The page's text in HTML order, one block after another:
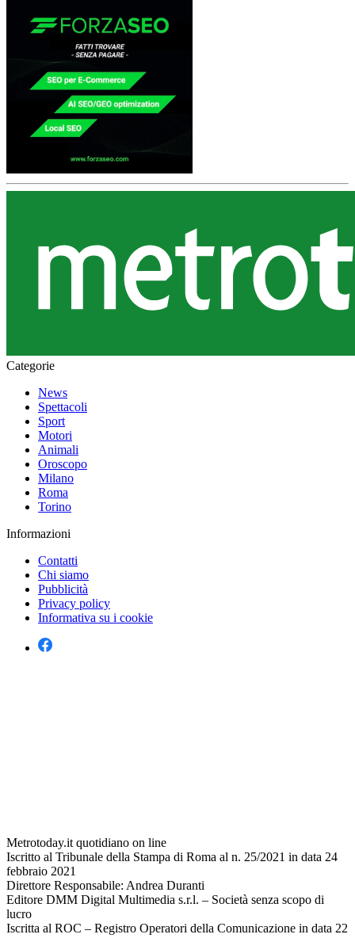
Categorie
News
Spettacoli
Sport
Motori
Animali
Oroscopo
Milano
Roma
Torino
Informazioni
Contatti
Chi siamo
Pubblicità
Privacy policy
Informativa su i cookie
Metrotoday.it quotidiano on line
Iscritto al Tribunale della Stampa di Roma al n. 25/2021 in data 24
febbraio 2021
Direttore Responsabile: Andrea Duranti
Editore DMM Digital Multimedia s.r.l. – Società senza scopo di
lucro
Iscritta al ROC – Registro Operatori della Comunicazione in data 22